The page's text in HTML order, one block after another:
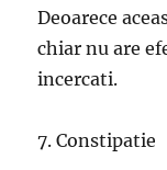
Deoarece
chiar nu are
incercati.
7. Constipatie